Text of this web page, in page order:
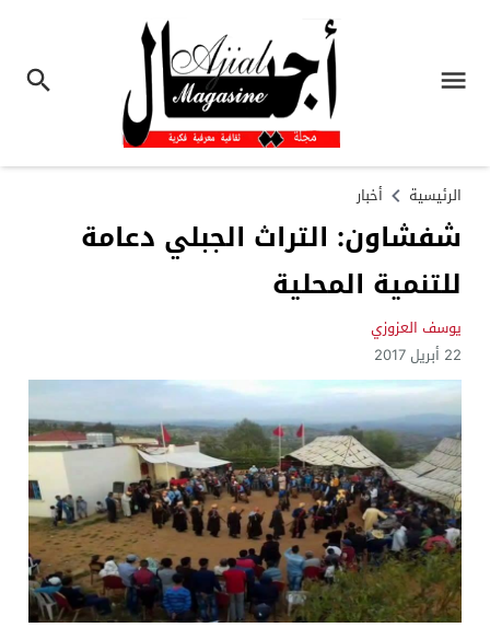
الرئيسية أخبار
شفشاون: التراث الجبلي دعامة
للتنمية المحلية
يوسف العزوزي
22 أبريل 2017